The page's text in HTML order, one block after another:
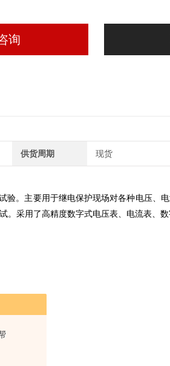
询
供货周期 现货
验。主要用于继电保护现场对各种电压、
采用了高精度数字式电压表、电流表、数